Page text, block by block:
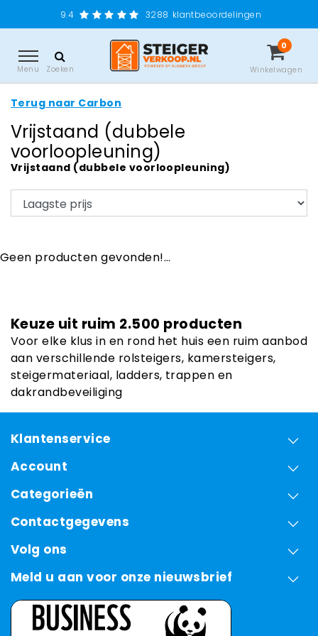
9.4 3288 klantbeoordelingen
Menu Zoeken
0
Winkelwagen
Terug naar Carbon
Vrijstaand (dubbele
voorloopleuning)
Vrijstaand (dubbele voorloopleuning)
Geen producten gevonden!...
Keuze uit ruim 2.500 producten
Voor elke klus in en rond het huis een ruim aanbod
aan verschillende rolsteigers, kamersteigers,
steigermateriaal, ladders, trappen en
dakrandbeveiliging
Klantenservice
Account
Categorieën
Contactgegevens
Volg ons
Meld u aan voor onze nieuwsbrief